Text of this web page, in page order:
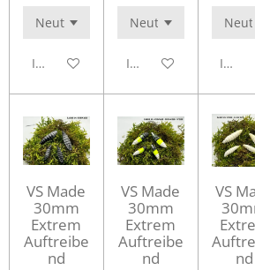
In den WarenkorbIn den Warenkorb
In
VS Made
30mm
Extrem
Auftreibe
nd
VS Made
30mm
Extrem
Auftreibe
nd
VS
nd